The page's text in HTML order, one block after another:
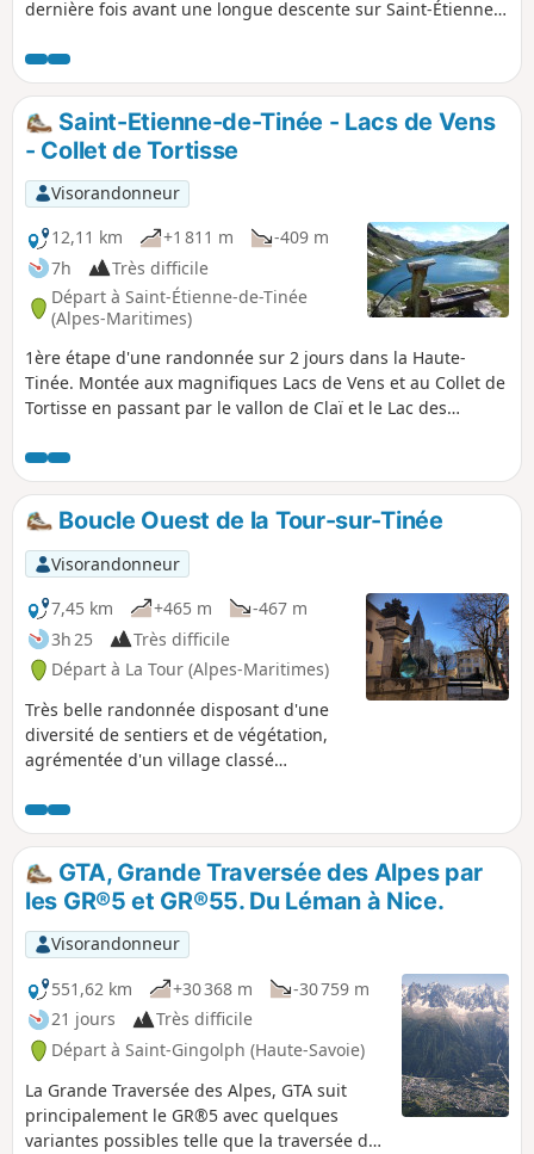
dernière fois avant une longue descente sur Saint-Étienne-
Saint-Etienne-de-Tinée - Lacs de Vens
- Collet de Tortisse
Visorandonneur
12,11 km
+1 811 m
-409 m
7h
Très difficile
Départ à Saint-Étienne-de-Tinée
(Alpes-Maritimes)
1ère étape d'une randonnée sur 2 jours dans la Haute-
Tinée. Montée aux magnifiques Lacs de Vens et au Collet de
Tortisse en passant par le vallon de Claï et le Lac des
alentours des Lacs de Vens et sous le Collet de Tortisse.
Boucle Ouest de la Tour-sur-Tinée
Visorandonneur
7,45 km
+465 m
-467 m
3h 25
Très difficile
Départ à La Tour (Alpes-Maritimes)
Très belle randonnée disposant d'une
diversité de sentiers et de végétation,
agrémentée d'un village classé
compte des informations pratiques
mentionnées dans le descriptif
concernant la période et la partie hors
sentier. ⚠️ GPS ou application
indispensable pour cette randonnée ! La
période hivernale est à proscrire, les
rochers proches des rivières sont
glissants.
GTA, Grande Traversée des Alpes par
les GR®5 et GR®55. Du Léman à Nice.
Visorandonneur
551,62 km
+30 368 m
-30 759 m
21 jours
Très difficile
Départ à Saint-Gingolph (Haute-Savoie)
La Grande Traversée des Alpes, GTA suit
principalement le GR®5 avec quelques
variantes possibles telle que la traversée de